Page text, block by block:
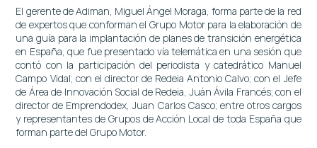
El gerente de Adiman, Miguel Ángel Moraga, forma parte de la red
de expertos que conforman el Grupo Motor para la elaboración de
una guía para la implantación de planes de transición energética
en España, que fue presentado vía telemática en una sesión que
contó con la participación del periodista y catedrático Manuel
Campo Vidal; con el director de Redeia Antonio Calvo; con el Jefe
de Área de Innovación Social de Redeia, Juán Ávila Francés; con el
director de Emprendodex, Juan Carlos Casco; entre otros cargos
y representantes de Grupos de Acción Local de toda España que
forman parte del Grupo Motor.